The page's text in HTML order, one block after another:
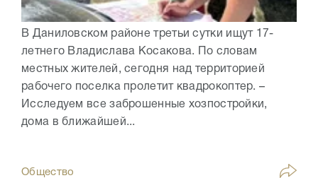
В Даниловском районе третьи сутки ищут 17-
летнего Владислава Косакова. По словам
местных жителей, сегодня над территорией
рабочего поселка пролетит квадрокоптер. –
Исследуем все заброшенные хозпостройки,
дома в ближайшей...
Общество